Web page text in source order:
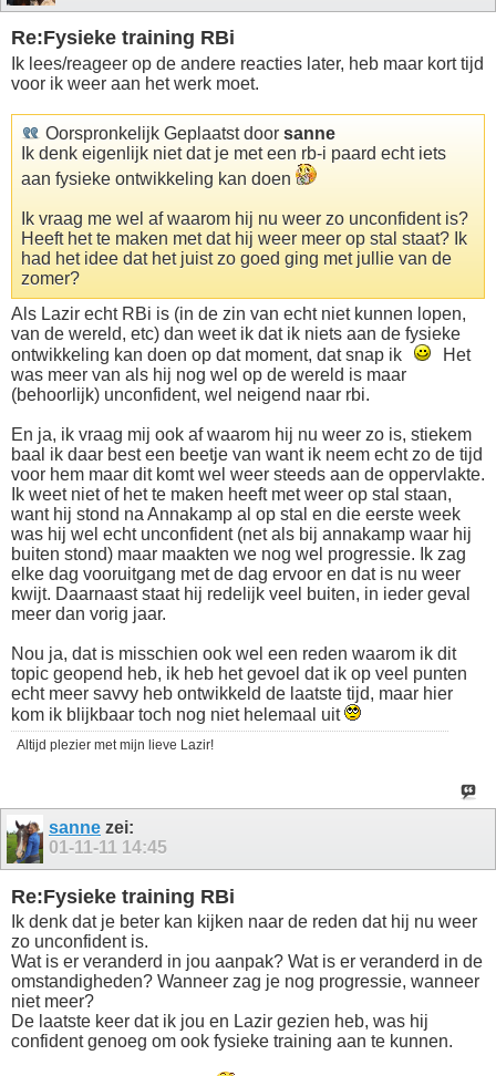
Re:Fysieke training RBi
Ik lees/reageer op de andere reacties later, heb maar kort tijd
voor ik weer aan het werk moet.
Oorspronkelijk Geplaatst door sanne
Ik denk eigenlijk niet dat je met een rb-i paard echt iets
aan fysieke ontwikkeling kan doen
Ik vraag me wel af waarom hij nu weer zo unconfident is?
Heeft het te maken met dat hij weer meer op stal staat? Ik
had het idee dat het juist zo goed ging met jullie van de
zomer?
Als Lazir echt RBi is (in de zin van echt niet kunnen lopen,
van de wereld, etc) dan weet ik dat ik niets aan de fysieke
ontwikkeling kan doen op dat moment, dat snap ik
Het
was meer van als hij nog wel op de wereld is maar
(behoorlijk) unconfident, wel neigend naar rbi.
En ja, ik vraag mij ook af waarom hij nu weer zo is, stiekem
baal ik daar best een beetje van want ik neem echt zo de tijd
voor hem maar dit komt wel weer steeds aan de oppervlakte.
Ik weet niet of het te maken heeft met weer op stal staan,
want hij stond na Annakamp al op stal en die eerste week
was hij wel echt unconfident (net als bij annakamp waar hij
buiten stond) maar maakten we nog wel progressie. Ik zag
elke dag vooruitgang met de dag ervoor en dat is nu weer
kwijt. Daarnaast staat hij redelijk veel buiten, in ieder geval
meer dan vorig jaar.
Nou ja, dat is misschien ook wel een reden waarom ik dit
topic geopend heb, ik heb het gevoel dat ik op veel punten
echt meer savvy heb ontwikkeld de laatste tijd, maar hier
kom ik blijkbaar toch nog niet helemaal uit
Altijd plezier met mijn lieve Lazir!
sanne zei:
01-11-11 14:45
Re:Fysieke training RBi
Ik denk dat je beter kan kijken naar de reden dat hij nu weer
zo unconfident is.
Wat is er veranderd in jou aanpak? Wat is er veranderd in de
omstandigheden? Wanneer zag je nog progressie, wanneer
niet meer?
De laatste keer dat ik jou en Lazir gezien heb, was hij
confident genoeg om ook fysieke training aan te kunnen.